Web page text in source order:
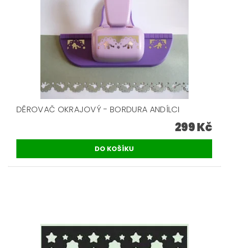
DĚROVAČ OKRAJOVÝ - BORDURA ANDÍLCI
299 Kč